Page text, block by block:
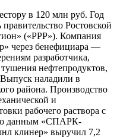
в 120 млн руб. Год
Ростовской
(«РРР»). Компания
через бенефициара —
разработчика,
нефтепродуктов,
наладили в
района. Производство
и
рабочего раствора с
По данным «СПАРК-
клинер» выручил 7,2